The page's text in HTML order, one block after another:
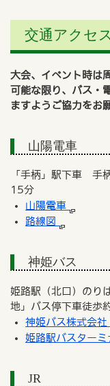
交通アクセス
大会、イベント時は
可能な限り、バス・
ますようご協力をお
山陽電車
「手柄」駅下車 手
15分
山陽電車
路線図
神姫バス
姫路駅（北口）のり
地」バス停下車徒歩
神姫バス株式会社
姫路駅バスターミ
JR